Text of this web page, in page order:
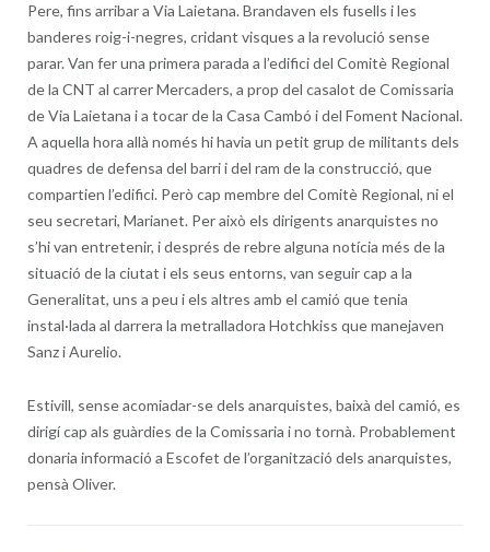
Pere, fins arribar a Via Laietana. Brandaven els fusells i les
banderes roig-i-negres, cridant visques a la revolució sense
parar. Van fer una primera parada a l’edifici del Comitè Regional
de la CNT al carrer Mercaders, a prop del casalot de Comissaria
de Via Laietana i a tocar de la Casa Cambó i del Foment Nacional.
A aquella hora allà només hi havia un petit grup de militants dels
quadres de defensa del barri i del ram de la construcció, que
compartien l’edifici. Però cap membre del Comitè Regional, ni el
seu secretari, Marianet. Per això els dirigents anarquistes no
s’hi van entretenir, i després de rebre alguna notícia més de la
situació de la ciutat i els seus entorns, van seguir cap a la
Generalitat, uns a peu i els altres amb el camió que tenia
instal·lada al darrera la metralladora Hotchkiss que manejaven
Sanz i Aurelio.
Estivill, sense acomiadar-se dels anarquistes, baixà del camió, es
dirigí cap als guàrdies de la Comissaria i no tornà. Probablement
donaria informació a Escofet de l’organització dels anarquistes,
pensà Oliver.